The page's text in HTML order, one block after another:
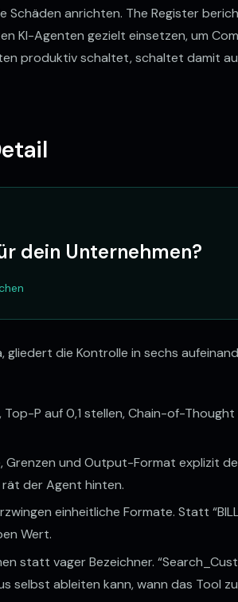
anrichten. The Register
KI-Agenten gezielt einsetzen, um
produktiv schaltet, schaltet damit
dein Unternehmen?
gliedert die Kontrolle in sechs
Top-P auf 0,1 stellen, Chain-of-
Grenzen und Output-Format explizit
der Agent hinten.
einheitliche Formate. Statt
Wert.
statt vager Bezeichner.
selbst ableiten kann, wann das Tool